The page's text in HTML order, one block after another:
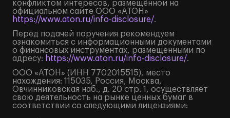
конфликтом интересов, размещённой на
официальном сайте ООО «АТОН»
https://www.aton.ru/info-disclosure/.
Перед подачей поручения рекомендуем
ознакомиться с информационными документами
о финансовых инструментах, размещенными по
адресу: https://www.aton.ru/info-disclosure/.
ООО «АТОН» (ИНН 7702015515), место
нахождения: 115035, Россия, Москва,
Овчинниковская наб., д. 20 стр. 1, осуществляет
свою деятельность на рынке ценных бумаг в
соответствии со следующими лицензиями: